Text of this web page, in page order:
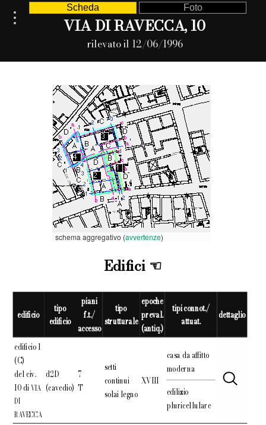
Scheda Foto
VIA DI RAVECCA, 10
rilevato il 12/06/1996
schema aggregativo (avvertenze)
Edifici
edificio tipo
edificio
piani
f.t./
accesso
tipo
strutturale
epoche
preval.
(antiq.)
tipi connot./
attuat.
dettaglio
edificio 1
(C)
del civ.
10 diVIA
DI
RAVECCA
d2D
(cavedio)
7
T
setti
continui
solai legno
XVIII
casa da affitto
moderna
edilizio
pluricellulare